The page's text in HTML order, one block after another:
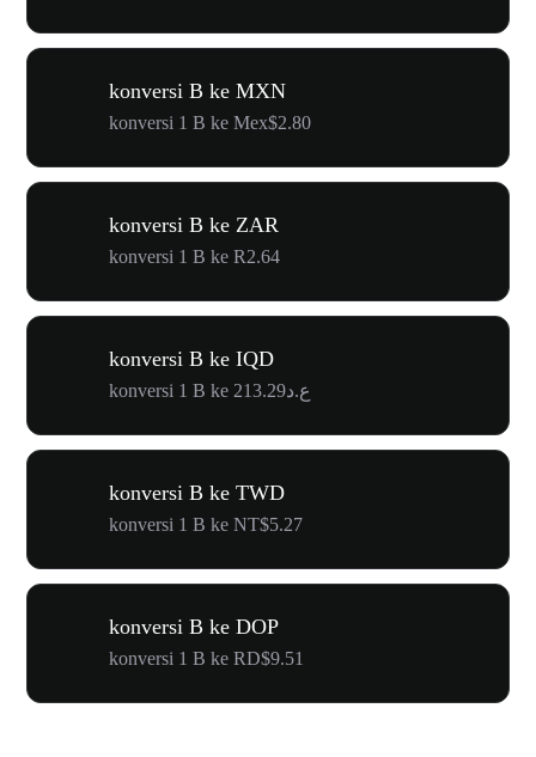
konversi B ke MXN
konversi 1 B ke Mex$2.80
konversi B ke ZAR
konversi 1 B ke R2.64
konversi B ke IQD
konversi 1 B ke ع.د213.29
konversi B ke TWD
konversi 1 B ke NT$5.27
konversi B ke DOP
konversi 1 B ke RD$9.51